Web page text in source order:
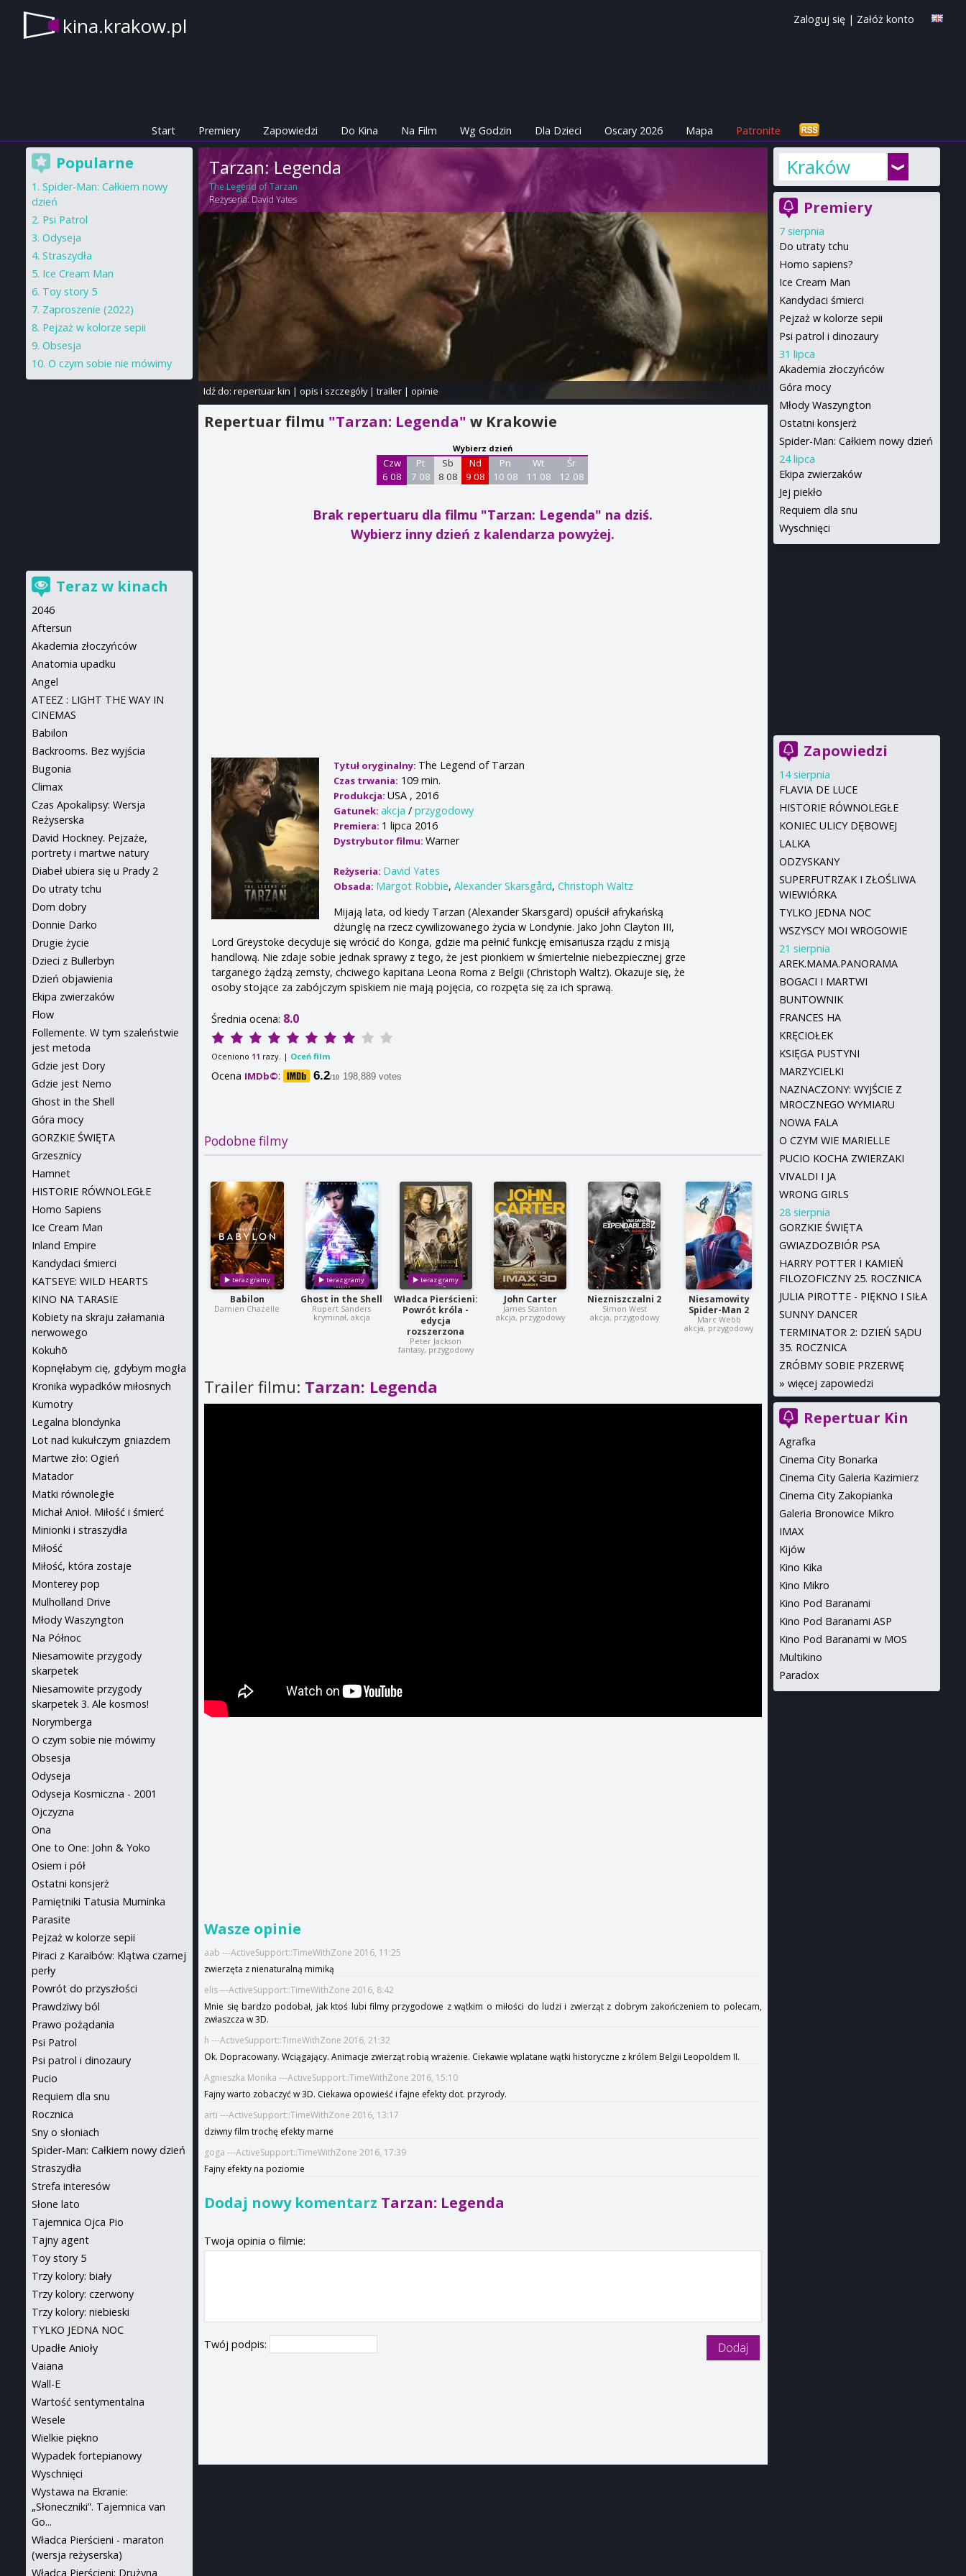
kina.krakow.pl Zaloguj się | Załóż konto
Start Premiery Zapowiedzi Do Kina Na Film Wg Godzin Dla Dzieci Oscary 2026 Mapa Patronite
Tarzan: Legenda
The Legend of Tarzan
Reżyseria: David Yates
Idź do: repertuar kin | opis i szczegóły| trailer| opinie
Repertuar filmu "Tarzan: Legenda"w Krakowie
Wybierz dzień
Czw
6 08
Pt
7 08
Sb
8 08
Nd
9 08
Pn
10 08
Wt
11 08
Śr
12 08
Brak repertuaru dla filmu "Tarzan: Legenda" na dziś.
Wybierz inny dzień z kalendarza powyżej.
Tytuł oryginalny: The Legend of Tarzan
Czas trwania: 109 min.
Produkcja:USA , 2016
Gatunek:akcja /przygodowy
Premiera: 1 lipca 2016
Dystrybutor filmu:Warner
Reżyseria: David Yates
Obsada: Margot Robbie,Alexander Skarsgård,Christoph Waltz
Mijają lata, od kiedy Tarzan (Alexander Skarsgard) opuścił afrykańską
dżunglę na rzecz cywilizowanego życia w Londynie. Jako John Clayton III,
Lord Greystoke decyduje się wrócić do Konga, gdzie ma pełnić funkcję emisariusza rządu z misją
handlową. Nie zdaje sobie jednak sprawy z tego, że jest pionkiem w śmiertelnie niebezpiecznej grze
targanego żądzą zemsty, chciwego kapitana Leona Roma z Belgii (Christoph Waltz). Okazuje się, że
osoby stojące za zabójczym spiskiem nie mają pojęcia, co rozpęta się za ich sprawą.
Średnia ocena: 8.0
Oceniono 11 razy. | Oceń film
Ocena IMDb©: 6.2/10 198,889 votes
Podobne filmy
Babilon
Damien Chazelle
Ghost in the Shell
Rupert Sanders
kryminał, akcja
Władca Pierścieni:
Powrót króla -
edycja
rozszerzona
Peter Jackson
fantasy, przygodowy
John Carter
James Stanton
akcja, przygodowy
Niezniszczalni 2
Simon West
akcja, przygodowy
Niesamowity
Spider-Man 2
Marc Webb
akcja, przygodowy
Trailer filmu: Tarzan: Legenda
Wasze opinie
aab ---ActiveSupport::TimeWithZone 2016, 11:25
zwierzęta z nienaturalną mimiką
elis ---ActiveSupport::TimeWithZone 2016, 8:42
Mnie się bardzo podobał, jak ktoś lubi filmy przygodowe z wątkim o miłości do ludzi i zwierząt z dobrym zakończeniem to polecam,
zwłaszcza w 3D.
h ---ActiveSupport::TimeWithZone 2016, 21:32
Ok. Dopracowany. Wciągający. Animacje zwierząt robią wrażenie. Ciekawie wplatane wątki historyczne z królem Belgii Leopoldem II.
Agnieszka Monika ---ActiveSupport::TimeWithZone 2016, 15:10
Fajny warto zobaczyć w 3D. Ciekawa opowieść i fajne efekty dot. przyrody.
arti ---ActiveSupport::TimeWithZone 2016, 13:17
dziwny film trochę efekty marne
goga ---ActiveSupport::TimeWithZone 2016, 17:39
Fajny efekty na poziomie
Dodaj nowy komentarz Tarzan: Legenda
Twoja opinia o filmie:
Twój podpis:
Kraków
Premiery
7 sierpnia
Do utraty tchu
Homo sapiens?
Ice Cream Man
Kandydaci śmierci
Pejzaż w kolorze sepii
Psi patrol i dinozaury
31 lipca
Akademia złoczyńców
Góra mocy
Młody Waszyngton
Ostatni konsjerż
Spider-Man: Całkiem nowy dzień
24 lipca
Ekipa zwierzaków
Jej piekło
Requiem dla snu
Wyschnięci
Zapowiedzi
14 sierpnia
FLAVIA DE LUCE
HISTORIE RÓWNOLEGŁE
KONIEC ULICY DĘBOWEJ
LALKA
ODZYSKANY
SUPERFUTRZAK I ZŁOŚLIWA
WIEWIÓRKA
TYLKO JEDNA NOC
WSZYSCY MOI WROGOWIE
21 sierpnia
AREK.MAMA.PANORAMA
BOGACI I MARTWI
BUNTOWNIK
FRANCES HA
KRĘCIOŁEK
KSIĘGA PUSTYNI
MARZYCIELKI
NAZNACZONY: WYJŚCIE Z
MROCZNEGO WYMIARU
NOWA FALA
O CZYM WIE MARIELLE
PUCIO KOCHA ZWIERZAKI
VIVALDI I JA
WRONG GIRLS
28 sierpnia
GORZKIE ŚWIĘTA
GWIAZDOZBIÓR PSA
HARRY POTTER I KAMIEŃ
FILOZOFICZNY 25. ROCZNICA
JULIA PIROTTE - PIĘKNO I SIŁA
SUNNY DANCER
TERMINATOR 2: DZIEŃ SĄDU
35. ROCZNICA
ZRÓBMY SOBIE PRZERWĘ
» więcej zapowiedzi
Repertuar Kin
Agrafka
Cinema City Bonarka
Cinema City Galeria Kazimierz
Cinema City Zakopianka
Galeria Bronowice Mikro
IMAX
Kijów
Kino Kika
Kino Mikro
Kino Pod Baranami
Kino Pod Baranami ASP
Kino Pod Baranami w MOS
Multikino
Paradox
Popularne
Spider-Man: Całkiem nowy
dzień
Psi Patrol
Odyseja
Straszydła
Ice Cream Man
Toy story 5
Zaproszenie (2022)
Pejzaż w kolorze sepii
Obsesja
O czym sobie nie mówimy
Teraz w kinach
2046
Aftersun
Akademia złoczyńców
Anatomia upadku
Angel
ATEEZ : LIGHT THE WAY IN
CINEMAS
Babilon
Backrooms. Bez wyjścia
Bugonia
Climax
Czas Apokalipsy: Wersja
Reżyserska
David Hockney. Pejzaże,
portrety i martwe natury
Diabeł ubiera się u Prady 2
Do utraty tchu
Dom dobry
Donnie Darko
Drugie życie
Dzieci z Bullerbyn
Dzień objawienia
Ekipa zwierzaków
Flow
Follemente. W tym szaleństwie
jest metoda
Gdzie jest Dory
Gdzie jest Nemo
Ghost in the Shell
Góra mocy
GORZKIE ŚWIĘTA
Grzesznicy
Hamnet
HISTORIE RÓWNOLEGŁE
Homo Sapiens
Ice Cream Man
Inland Empire
Kandydaci śmierci
KATSEYE: WILD HEARTS
KINO NA TARASIE
Kobiety na skraju załamania
nerwowego
Kokuhō
Kopnęłabym cię, gdybym mogła
Kronika wypadków miłosnych
Kumotry
Legalna blondynka
Lot nad kukułczym gniazdem
Martwe zło: Ogień
Matador
Matki równoległe
Michał Anioł. Miłość i śmierć
Minionki i straszydła
Miłość
Miłość, która zostaje
Monterey pop
Mulholland Drive
Młody Waszyngton
Na Północ
Niesamowite przygody
skarpetek
Niesamowite przygody
skarpetek 3. Ale kosmos!
Norymberga
O czym sobie nie mówimy
Obsesja
Odyseja
Odyseja Kosmiczna - 2001
Ojczyzna
Ona
One to One: John & Yoko
Osiem i pół
Ostatni konsjerż
Pamiętniki Tatusia Muminka
Parasite
Pejzaż w kolorze sepii
Piraci z Karaibów: Klątwa czarnej
perły
Powrót do przyszłości
Prawdziwy ból
Prawo pożądania
Psi Patrol
Psi patrol i dinozaury
Pucio
Requiem dla snu
Rocznica
Sny o słoniach
Spider-Man: Całkiem nowy dzień
Straszydła
Strefa interesów
Słone lato
Tajemnica Ojca Pio
Tajny agent
Toy story 5
Trzy kolory: biały
Trzy kolory: czerwony
Trzy kolory: niebieski
TYLKO JEDNA NOC
Upadłe Anioły
Vaiana
Wall-E
Wartość sentymentalna
Wesele
Wielkie piękno
Wypadek fortepianowy
Wyschnięci
Wystawa na Ekranie:
„Słoneczniki”. Tajemnica van
Go...
Władca Pierścieni - maraton
(wersja reżyserska)
Władca Pierścieni: Drużyna